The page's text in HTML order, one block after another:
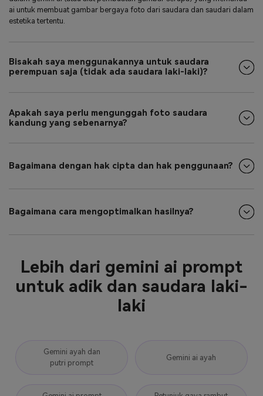
ai untuk membuat gambar bergaya foto dari saudara dan saudari dalam
estetika tertentu.
Bisakah saya menggunakannya untuk saudara
perempuan saja (tidak ada saudara laki-laki)?
Apakah saya perlu mengunggah foto saudara
kandung yang sebenarnya?
Bagaimana dengan hak cipta dan hak penggunaan?
Bagaimana cara mengoptimalkan hasilnya?
Lebih dari gemini ai prompt
untuk adik dan saudara laki-
laki
Gemini ayah dan
putri prompt
Gemini ai ayah